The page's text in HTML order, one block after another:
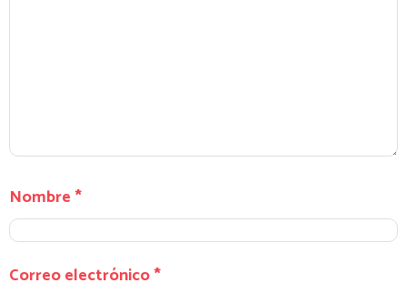
Nombre*
Correo electrónico*